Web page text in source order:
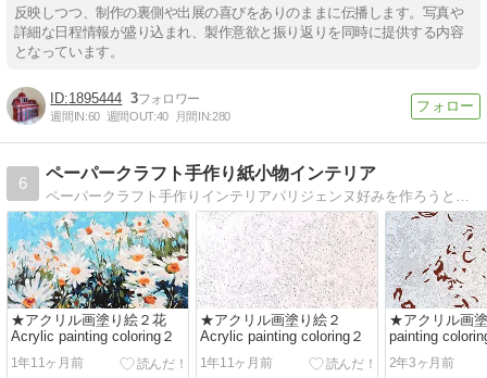
反映しつつ、制作の裏側や出展の喜びをありのままに伝播します。写真や
詳細な日程情報が盛り込まれ、製作意欲と振り返りを同時に提供する内容
となっています。
1895444 3
週間IN:60 週間OUT:40 月間IN:280
6
ペーパークラフト手作り紙小物インテリア
ペーパークラフト手作りインテリアパリジェンヌ好みを作ろうと思ったらできる紙小物インテリア
★アクリル画塗り絵２花
Acrylic painting coloring２
1年11ヶ月前
★アクリル画塗り絵２
Acrylic painting coloring２
1年11ヶ月前
★アクリル画
painting
2年3ヶ月前